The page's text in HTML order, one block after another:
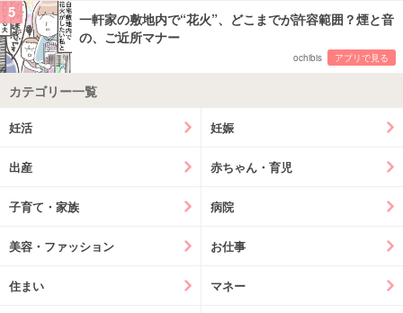
5
一軒家の敷地内で“花火”、どこまでが許容範囲？煙と音
の、ご近所マナー
ochibis アプリで見る
カテゴリー一覧
妊活 妊娠
出産 赤ちゃん・育児
子育て・家族 病院
美容・ファッション お仕事
住まい マネー